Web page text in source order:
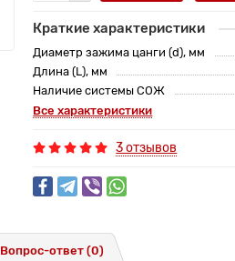
Краткие характеристики
Диаметр зажима цанги (d), мм
Длина (L), мм
Наличие системы СОЖ
Все характеристики
3 отзывов
Вопрос-ответ (0)